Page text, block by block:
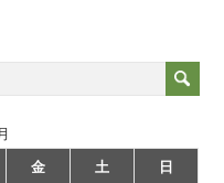
金 土 日